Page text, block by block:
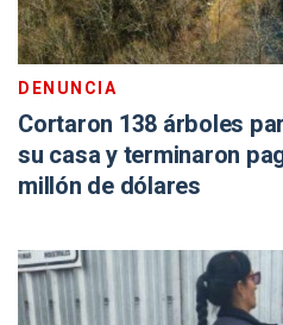
DENUNCIA
Cortaron 138 árboles
su casa y terminaron
millón de dólares